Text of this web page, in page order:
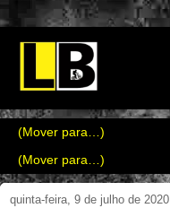
quinta-feira, 9 de julho de 2020